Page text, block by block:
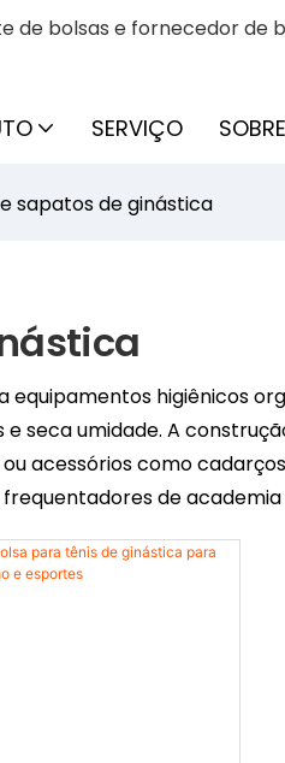
de bolsas e fornecedor de
SERVIÇO
sapatos de ginástica
equipamentos higiênicos
seca umidade. A
acessórios como
de academia